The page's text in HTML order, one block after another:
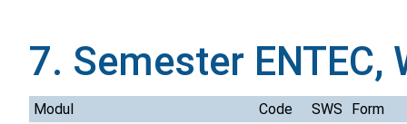
7. Semester
Modul Code SWS
Form